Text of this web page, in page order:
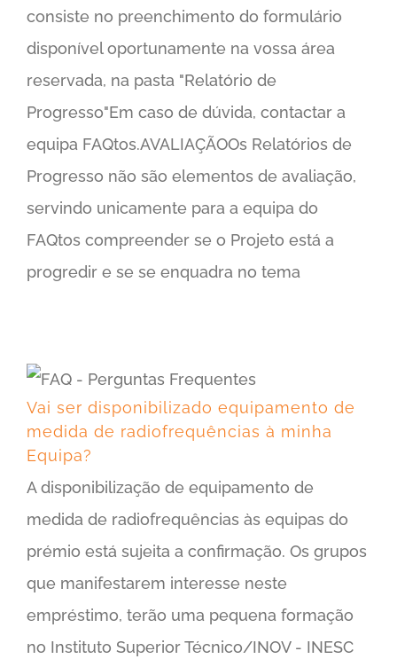
consiste no preenchimento do formulário
disponível oportunamente na vossa área
reservada, na pasta "Relatório de
Progresso"Em caso de dúvida, contactar a
equipa FAQtos.AVALIAÇÃOOs Relatórios de
Progresso não são elementos de avaliação,
servindo unicamente para a equipa do
FAQtos compreender se o Projeto está a
progredir e se se enquadra no tema
Vai ser disponibilizado equipamento de
medida de radiofrequências à minha
Equipa?
A disponibilização de equipamento de
medida de radiofrequências às equipas do
prémio está sujeita a confirmação. Os grupos
que manifestarem interesse neste
empréstimo, terão uma pequena formação
no Instituto Superior Técnico/INOV - INESC